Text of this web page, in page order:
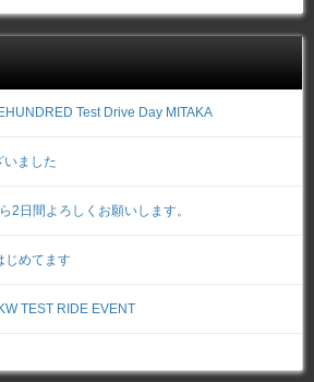
Test Drive Day MITAKA
いました
2日間よろしくお願いします。
じめてます
TEST RIDE EVENT